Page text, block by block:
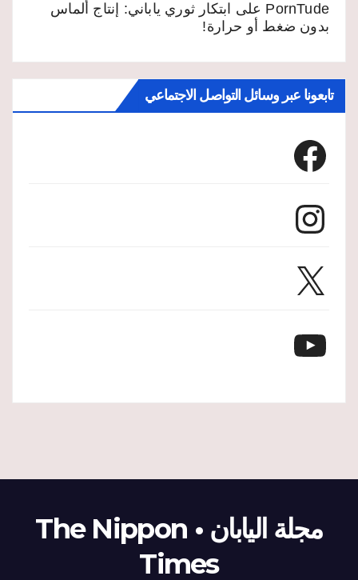
PornTude على
ابتكار ثوري ياباني: إنتاج ألماس
بدون ضغط أو حرارة!
تابعونا عبر وسائل التواصل الاجتماعي
Facebook
Instagram
X
YouTube
مجلة اليابان • The Nippon
Times